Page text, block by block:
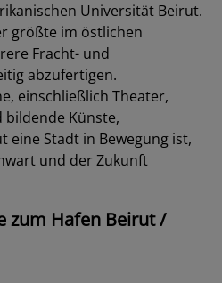
Universität Beirut.
größte im östlichen
Fracht- und
abzufertigen.
einschließlich Theater,
bildende Künste,
eine Stadt in Bewegung ist,
und der Zukunft
zum Hafen Beirut /